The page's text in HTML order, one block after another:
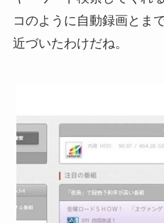
コのように自動録画とま
近づいたわけだね。